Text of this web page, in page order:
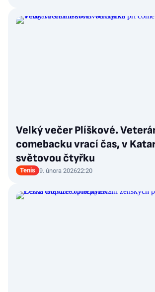
Velký večer Plíškové.
comebacku vrací čas, v
světovou čtyřku
Tenis 9. února 202622:20